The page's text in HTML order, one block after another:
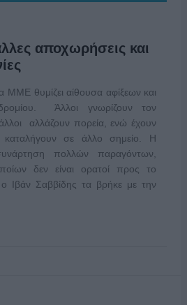
αποχωρήσεις και
ΜΜΕ θυμίζει αίθουσα αφίξεων και
Άλλοι γνωρίζουν τον
αλλάζουν πορεία, ενώ έχουν
καταλήγουν σε άλλο σημείο. Η
συνάρτηση πολλών παραγόντων,
δεν είναι ορατοί προς το
Ιβάν Σαββίδης τα βρήκε με την